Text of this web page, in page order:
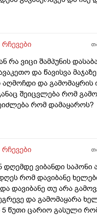
იკითხებიან თუ ანა
რატო არიან მზად
ამ სინდს ყველგან
სპეციალურ კლინიკებში
რჩევები
რა ვიცი შამპუნის
და წავისვა
და გამომაყრის
შეიცვლება რომ
რომ დამაყაროს?
რჩევები
დღემდე ვიბანდი საპონი
რომ დავიბანე
დავიბანე თუ არა
და გამომაყარა
5 წუთი ცარიო გასული